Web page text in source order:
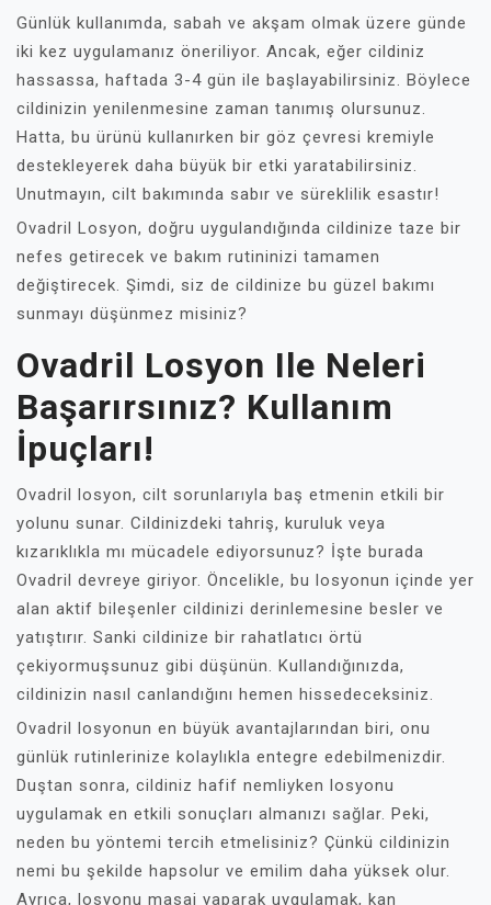
Günlük kullanımda, sabah ve akşam olmak üzere günde
iki kez uygulamanız öneriliyor. Ancak, eğer cildiniz
hassassa, haftada 3-4 gün ile başlayabilirsiniz. Böylece
cildinizin yenilenmesine zaman tanımış olursunuz.
Hatta, bu ürünü kullanırken bir göz çevresi kremiyle
destekleyerek daha büyük bir etki yaratabilirsiniz.
Unutmayın, cilt bakımında sabır ve süreklilik esastır!
Ovadril Losyon, doğru uygulandığında cildinize taze bir
nefes getirecek ve bakım rutininizi tamamen
değiştirecek. Şimdi, siz de cildinize bu güzel bakımı
sunmayı düşünmez misiniz?
Ovadril Losyon Ile Neleri
Başarırsınız? Kullanım
İpuçları!
Ovadril losyon, cilt sorunlarıyla baş etmenin etkili bir
yolunu sunar. Cildinizdeki tahriş, kuruluk veya
kızarıklıkla mı mücadele ediyorsunuz? İşte burada
Ovadril devreye giriyor. Öncelikle, bu losyonun içinde yer
alan aktif bileşenler cildinizi derinlemesine besler ve
yatıştırır. Sanki cildinize bir rahatlatıcı örtü
çekiyormuşsunuz gibi düşünün. Kullandığınızda,
cildinizin nasıl canlandığını hemen hissedeceksiniz.
Ovadril losyonun en büyük avantajlarından biri, onu
günlük rutinlerinize kolaylıkla entegre edebilmenizdir.
Duştan sonra, cildiniz hafif nemliyken losyonu
uygulamak en etkili sonuçları almanızı sağlar. Peki,
neden bu yöntemi tercih etmelisiniz? Çünkü cildinizin
nemi bu şekilde hapsolur ve emilim daha yüksek olur.
Ayrıca, losyonu masaj yaparak uygulamak, kan